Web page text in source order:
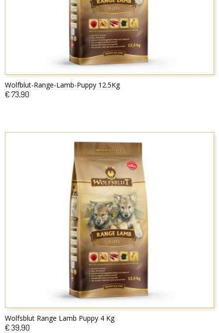
Wolfblut-Range-Lamb-Puppy 12.5Kg
€ 73,90
Wolfsblut Range Lamb Puppy 4 Kg
€ 39,90